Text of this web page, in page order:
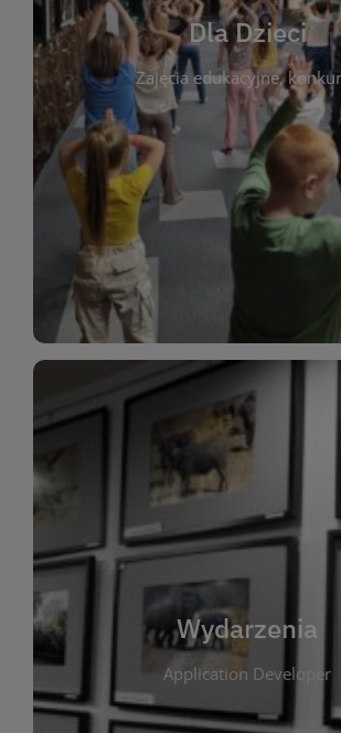
Dla Dzieci
Zajęcia edukacyjne,
Dla Dzieci
To miejsce stworzone z myślą o
czytelnikach i ich rodzicach.
informacje o zajęciach edukacyjnych,
plastycznych i spotkaniach z autorami
dzieci. Biblioteka oferuje bogaty
opowiadań i lektur szkolnych, a
kącik do wspólnego czytania.
Wydarzenia
Application Developer
Wydarzenia
W tej zakładce publikujemy
wszystkich wydarzeniach
bibliotekę. Znajdziesz tu zapowiedzi
autorskich, warsztatów, prelekcji i
tematycznych dla różnych grup
wydarzenie ma na celu
czytelniczej oraz integrację
Dzięki kalendarzowi wydarzeń